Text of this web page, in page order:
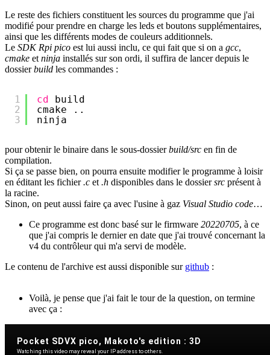
Le reste des fichiers constituent les sources du programme que j'ai
modifié pour prendre en charge les leds et boutons supplémentaires,
ainsi que les différents modes de couleurs additionnels.
Le SDK Rpi pico est lui aussi inclu, ce qui fait que si on a gcc,
cmake et ninja installés sur son ordi, il suffira de lancer depuis le
dossierbuild les commandes :
1
2
3
cd
build
cmake ..
ninja
pour obtenir le binaire dans le sous-dossierbuild/src en fin de
compilation.
Si ça se passe bien, on pourra ensuite modifier le programme à loisir
en éditant les fichier.c et .h disponibles dans le dossiersrc présent à
la racine.
Sinon, on peut aussi faire ça avec l'usine à gaz Visual Studio code…
Ce programme est donc basé sur le firmware 20220705, à ce
que j'ai compris le dernier en date que j'ai trouvé concernant la
v4 du contrôleur qui m'a servi de modèle.
Le contenu de l'archive est aussi disponible sur github :
Voilà, je pense que j'ai fait le tour de la question, on termine
avec ça :